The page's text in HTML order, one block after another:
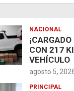
NACIONAL
CON 217
VEHÍCULO
agosto 5,
PRINCIPAL